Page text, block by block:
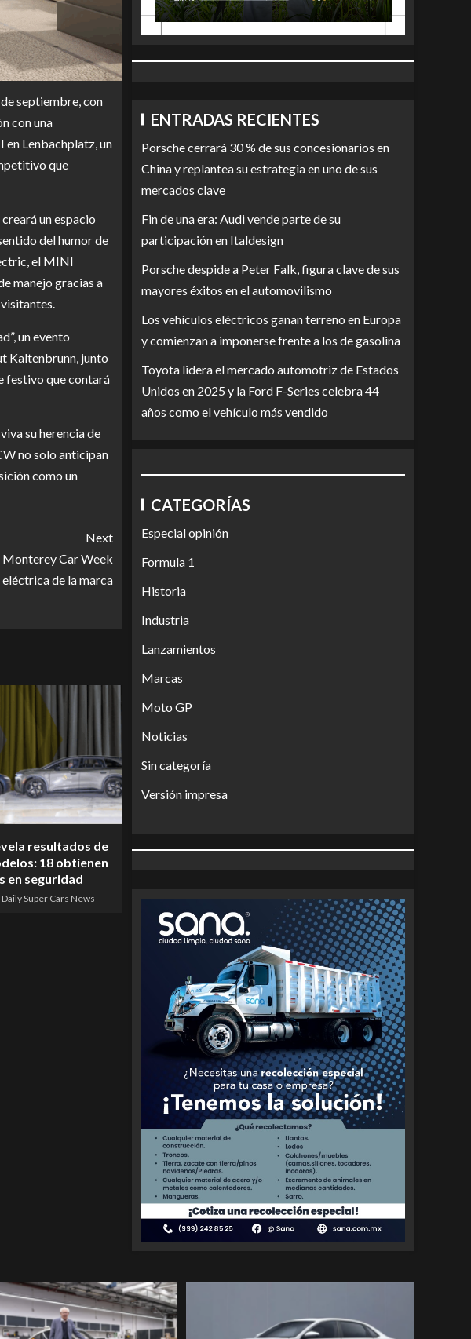
septiembre, con
con una
en Lenbachplatz, un
que
un espacio
del humor de
el MINI
manejo gracias a
un evento
Kaltenbrunn, junto
festivo que contará
su herencia de
no solo anticipan
como un
Next
Monterey Car Week
de la marca
resultados de
18 obtienen
en seguridad
Daily Super Cars News
ENTRADAS RECIENTES
Porsche cerrará 30 % de sus concesionarios en
China y replantea su estrategia en uno de sus
mercados clave
Fin de una era: Audi vende parte de su
participación en Italdesign
Porsche despide a Peter Falk, figura clave de sus
mayores éxitos en el automovilismo
Los vehículos eléctricos ganan terreno en Europa
y comienzan a imponerse frente a los de gasolina
Toyota lidera el mercado automotriz de Estados
Unidos en 2025 y la Ford F-Series celebra 44
años como el vehículo más vendido
CATEGORÍAS
Especial opinión
Formula 1
Historia
Industria
Lanzamientos
Marcas
Moto GP
Noticias
Sin categoría
Versión impresa